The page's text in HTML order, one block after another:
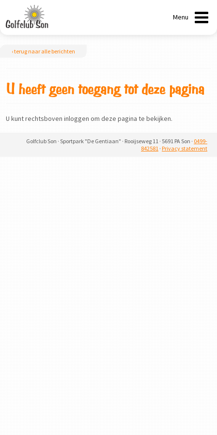
Menu
‹ terug naar alle berichten
U heeft geen toegang tot deze pagina
U kunt rechtsboven inloggen om deze pagina te bekijken.
Golfclub Son · Sportpark "De Gentiaan" · Rooijseweg 11 · 5691 PA Son · 0499-
842581 · Privacy statement